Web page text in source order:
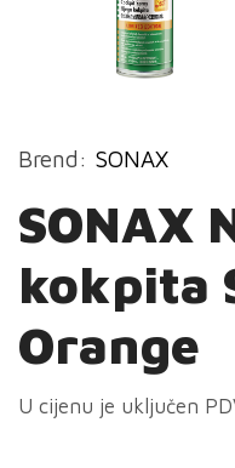
Brend: SONAX
SONAX
kokpita
Orange
U cijenu je uključen